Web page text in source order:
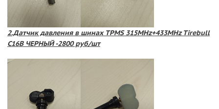
2.Датчик давления в шинах TPMS 315MHz+433MHz Tirebull
C16B ЧЕРНЫЙ -2800 руб/шт